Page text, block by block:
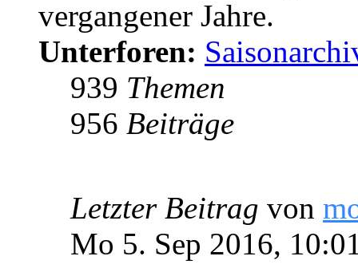
vergangener Jahre.
Unterforen:
939 Themen
956 Beiträge
Letzter Beitrag von
Mo 5. Sep 2016,